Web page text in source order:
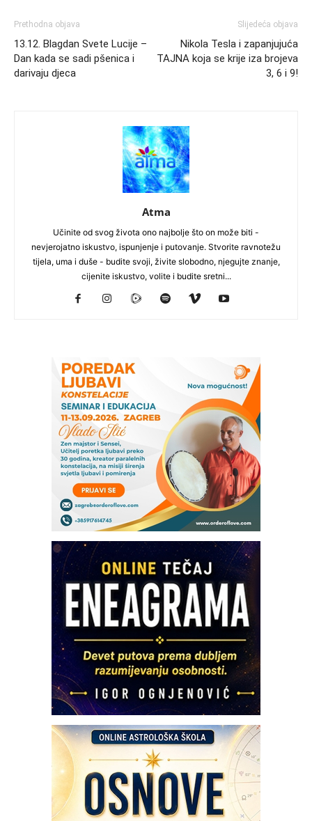
Prethodna objava
13.12. Blagdan Svete Lucije –
Dan kada se sadi pšenica i
darivaju djeca
Slijedeća objava
Nikola Tesla i zapanjujuća
TAJNA koja se krije iza brojeva
3, 6 i 9!
Atma
Učinite od svog života ono najbolje što on može biti -
nevjerojatno iskustvo, ispunjenje i putovanje. Stvorite ravnotežu
tijela, uma i duše - budite svoji, živite slobodno, njegujte znanje,
cijenite iskustvo, volite i budite sretni...